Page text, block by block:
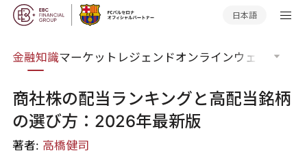
日本語
金融知識マーケットレジェンドオンラインウェビナー
商社株の配当ランキングと高配当銘柄
の選び方：2026年最新版
著者: 高橋健司